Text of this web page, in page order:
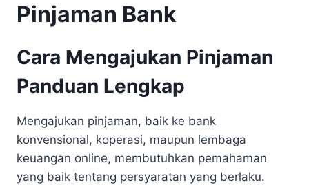
Pinjaman Bank
Cara Mengajukan Pinjaman
Panduan Lengkap
Mengajukan pinjaman, baik ke bank
konvensional, koperasi, maupun lembaga
keuangan online, membutuhkan pemahaman
yang baik tentang persyaratan yang berlaku.